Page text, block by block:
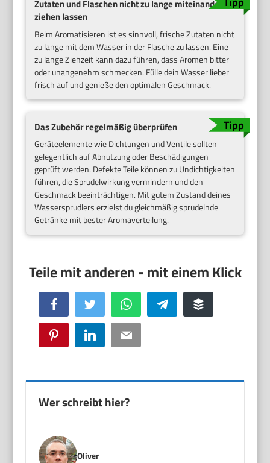
Zutaten und Flaschen nicht zu lange miteinander
ziehen lassen
Beim Aromatisieren ist es sinnvoll, frische Zutaten nicht
zu lange mit dem Wasser in der Flasche zu lassen. Eine
zu lange Ziehzeit kann dazu führen, dass Aromen bitter
oder unangenehm schmecken. Fülle dein Wasser lieber
frisch auf und genieße den optimalen Geschmack.
Das Zubehör regelmäßig überprüfen
Geräteelemente wie Dichtungen und Ventile sollten
gelegentlich auf Abnutzung oder Beschädigungen
geprüft werden. Defekte Teile können zu Undichtigkeiten
führen, die Sprudelwirkung vermindern und den
Geschmack beeinträchtigen. Mit gutem Zustand deines
Wassersprudlers erzielst du gleichmäßig sprudelnde
Getränke mit bester Aromaverteilung.
Facebook Twitter WhatsApp Telegram Buffer
Pinterest LinkedIn Email
Wer schreibt hier?
Oliver